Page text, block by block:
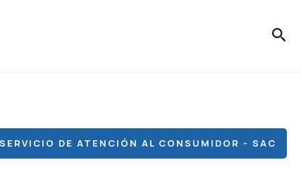
DE ATENCIÓN AL CONSUMIDOR - SAC